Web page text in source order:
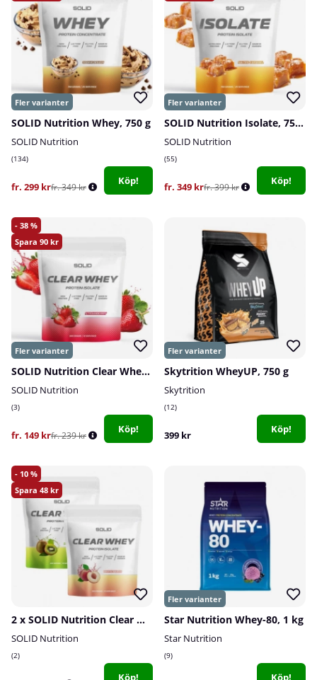
SOLID Nutrition Whey, 750 g
SOLID Nutrition
134
fr. 299 krfr. 349 kr
Köp!
SOLID Nutrition Isolate, 750 g
SOLID Nutrition
55
fr. 349 krfr. 399 kr
Köp!
38
90
SOLID Nutrition Clear Whey, 300 g
SOLID Nutrition
3
fr. 149 krfr. 239 kr
Köp!
Skytrition WheyUP, 750 g
Skytrition
12
399 kr Köp!
10
48
2 x SOLID Nutrition Clear Whey, 300 g
SOLID Nutrition
2
Köp!
Star Nutrition Whey-80, 1 kg
Star Nutrition
9
Köp!